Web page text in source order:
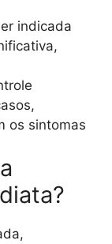
indicada
os sintomas